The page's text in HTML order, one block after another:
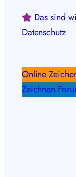
Das sind
Datenschutz
Online
Zeichnen